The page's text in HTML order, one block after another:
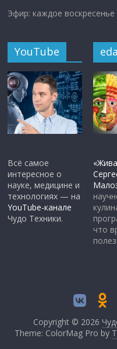
Эфир: каждое
YouTube
Всё самое
интересное о
науке, медицине и
технологиях — на
YouTube-канале
Чудо Техники.
что
Copyright © 2026
Theme: ColorMag Pro by